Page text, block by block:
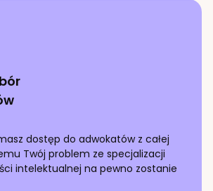
dostęp do adwokatów z całej
Twój problem ze specjalizacji
intelektualnej na pewno zostanie